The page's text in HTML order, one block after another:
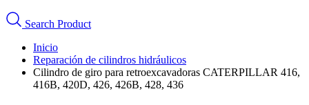
Search Product
Inicio
Reparación de cilindros hidráulicos
Cilindro de giro para retroexcavadoras CATERPILLAR 416,
416B, 420D, 426, 426B, 428, 436